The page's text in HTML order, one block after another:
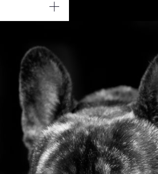
Canon
Canon EOS 50D
1/100
1.8
50 mm
100
05 août 2011
10 août 2011